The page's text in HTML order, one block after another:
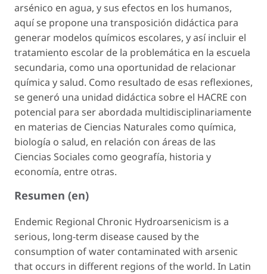
arsénico en agua, y sus efectos en los humanos,
aquí se propone una transposición didáctica para
generar modelos químicos escolares, y así incluir el
tratamiento escolar de la problemática en la escuela
secundaria, como una oportunidad de relacionar
química y salud. Como resultado de esas reflexiones,
se generó una unidad didáctica sobre el HACRE con
potencial para ser abordada multidisciplinariamente
en materias de Ciencias Naturales como química,
biología o salud, en relación con áreas de las
Ciencias Sociales como geografía, historia y
economía, entre otras.
Resumen (en)
Endemic Regional Chronic Hydroarsenicism is a
serious, long-term disease caused by the
consumption of water contaminated with arsenic
that occurs in different regions of the world. In Latin